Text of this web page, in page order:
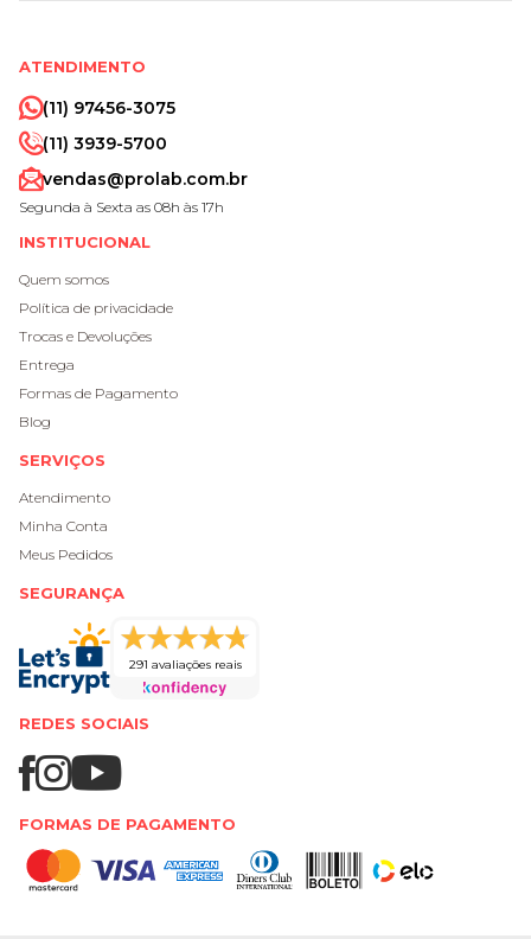
ATENDIMENTO
(11) 97456-3075
(11) 3939-5700
vendas@prolab.com.br
Segunda à Sexta as 08h às 17h
INSTITUCIONAL
Quem somos
Política de privacidade
Trocas e Devoluções
Entrega
Formas de Pagamento
Blog
SERVIÇOS
Atendimento
Minha Conta
Meus Pedidos
SEGURANÇA
291 avaliações reais
REDES SOCIAIS
FORMAS DE PAGAMENTO